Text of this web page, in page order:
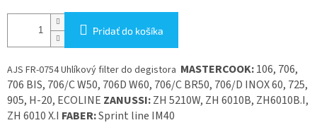
Pridať do košíka
AJS FR-0754 Uhlíkový filter do degistora MASTERCOOK:106, 706,
706 BIS, 706/C W50, 706D W60, 706/C BR50, 706/D INOX 60, 725,
905, H-20, ECOLINE ZANUSSI:ZH 5210W, ZH 6010B, ZH6010B.I,
ZH 6010 X.I FABER:Sprint line IM40